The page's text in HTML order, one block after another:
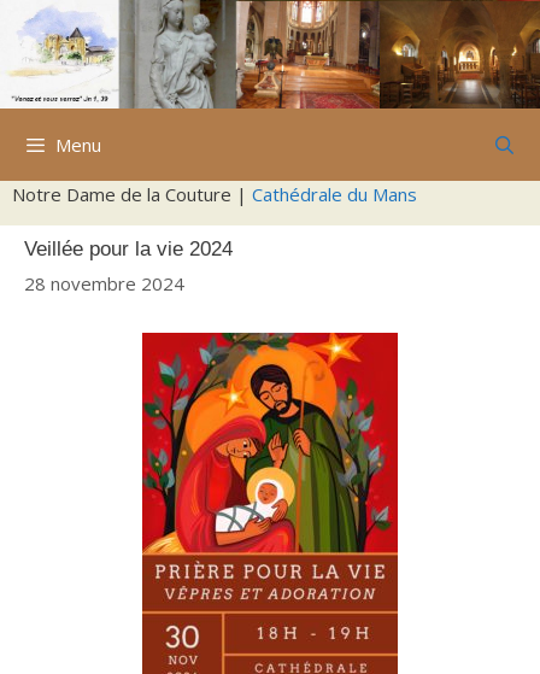
Aller
contenu
Menu
Notre Dame de la Couture | Cathédrale du Mans
Veillée pour la vie 2024
28 novembre 2024